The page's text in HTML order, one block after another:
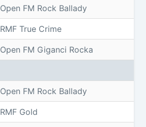
Open FM Rock Ballady
RMF True Crime
Open FM Giganci Rocka
Open FM Rock Ballady
RMF Gold